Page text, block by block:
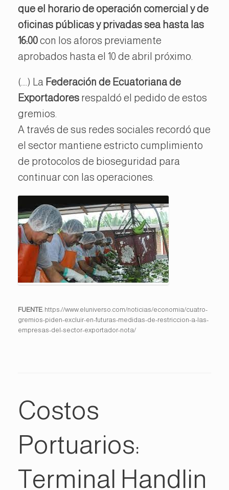
que el horario de operación comercial y de
oficinas públicas y privadas sea hasta las
16:00con los aforos previamente
aprobados hasta el 10 de abril próximo.
(….) La Federación de Ecuatoriana de
Exportadores respaldó el pedido de estos
gremios.
A través de sus redes sociales recordó que
el sector mantiene estricto cumplimiento
de protocolos de bioseguridad para
continuar con las operaciones.
FUENTE: https://www.eluniverso.com/noticias/economia/cuatro-
gremios-piden-excluir-en-futuras-medidas-de-restriccion-a-las-
empresas-del-sector-exportador-nota/
Costos
Portuarios:
Terminal Handlin